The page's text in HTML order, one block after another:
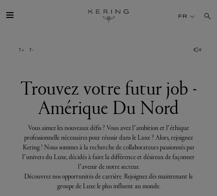
votre
futur
TALENT
DÉV. DURABLE
FINANCE
PRESSE
FR
Trouvez votre futur job -
Amérique Du Nord
Vous aimez les nouveaux défis ? Vous avez l’ambition et l’éthique
professionnelle nécessaires pour réussir dans le Luxe ? Alors, rejoignez
Kering ! Nous sommes à la recherche de collaborateurs passionnés par
l’univers du Luxe, décidés à faire la différence et désireux de façonner
l’avenir de notre secteur.
Découvrez nos opportunités de carrière. Rejoignez dès maintenant le
groupe de Luxe le plus influent au monde.